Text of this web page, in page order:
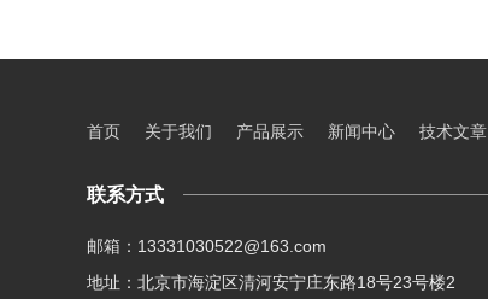
首页 关于我们 产品展示 新闻中心 技术文章
联系方式
邮箱：13331030522@163.com
地址：北京市海淀区清河安宁庄东路18号23号楼2